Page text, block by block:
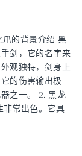
爪的背景介绍 黑
剑，它的名字来
观独特，剑身上
的伤害输出极
之一。 2. 黑龙
非常出色。它具